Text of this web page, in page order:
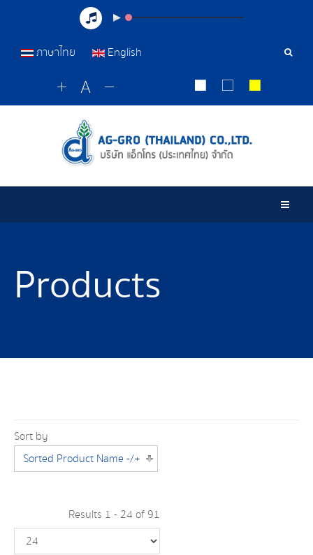
ภาษาไทย English
Products
Sort by
Sorted Product Name -/+
Results 1 - 24 of 91